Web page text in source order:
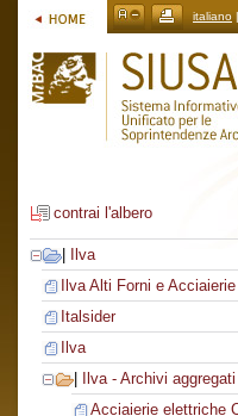
italiano
contrai l'albero
Ilva
Ilva Alti Forni e Acciaierie
Italsider
Ilva
Ilva - Archivi aggregati
Acciaierie elettriche